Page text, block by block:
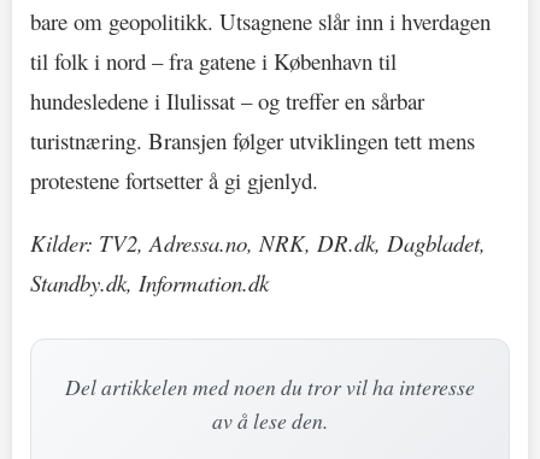
bare om geopolitikk. Utsagnene slår inn i hverdagen
til folk i nord – fra gatene i København til
hundesledene i Ilulissat – og treffer en sårbar
turistnæring. Bransjen følger utviklingen tett mens
protestene fortsetter å gi gjenlyd.
Kilder: TV2, Adressa.no, NRK, DR.dk, Dagbladet,
Standby.dk, Information.dk
Del artikkelen med noen du tror vil ha interesse
av å lese den.